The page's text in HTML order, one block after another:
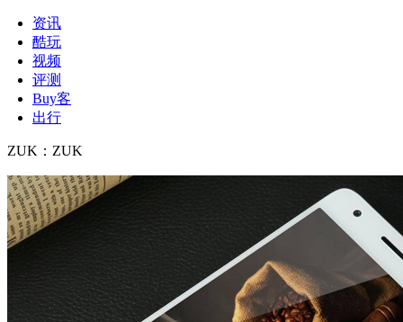
资讯
酷玩
视频
评测
Buy客
出行
ZUK ： ZUK